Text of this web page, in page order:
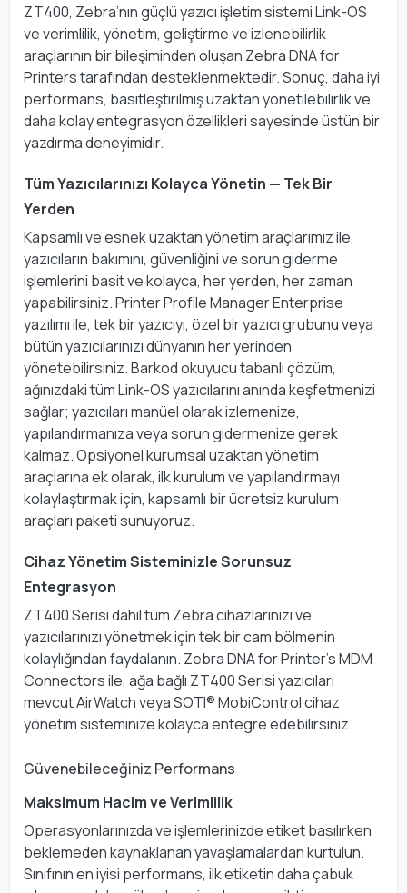
ZT400, Zebra’nın güçlü yazıcı işletim sistemi Link-OS
ve verimlilik, yönetim, geliştirme ve izlenebilirlik
araçlarının bir bileşiminden oluşan Zebra DNA for
Printers tarafından desteklenmektedir. Sonuç, daha iyi
performans, basitleştirilmiş uzaktan yönetilebilirlik ve
daha kolay entegrasyon özellikleri sayesinde üstün bir
yazdırma deneyimidir.
Tüm Yazıcılarınızı Kolayca Yönetin — Tek Bir
Yerden
Kapsamlı ve esnek uzaktan yönetim araçlarımız ile,
yazıcıların bakımını, güvenliğini ve sorun giderme
işlemlerini basit ve kolayca, her yerden, her zaman
yapabilirsiniz. Printer Profile Manager Enterprise
yazılımı ile, tek bir yazıcıyı, özel bir yazıcı grubunu veya
bütün yazıcılarınızı dünyanın her yerinden
yönetebilirsiniz. Barkod okuyucu tabanlı çözüm,
ağınızdaki tüm Link-OS yazıcılarını anında keşfetmenizi
sağlar; yazıcıları manüel olarak izlemenize,
yapılandırmanıza veya sorun gidermenize gerek
kalmaz. Opsiyonel kurumsal uzaktan yönetim
araçlarına ek olarak, ilk kurulum ve yapılandırmayı
kolaylaştırmak için, kapsamlı bir ücretsiz kurulum
araçları paketi sunuyoruz.
Cihaz Yönetim Sisteminizle Sorunsuz
Entegrasyon
ZT400 Serisi dahil tüm Zebra cihazlarınızı ve
yazıcılarınızı yönetmek için tek bir cam bölmenin
kolaylığından faydalanın. Zebra DNA for Printer’s MDM
Connectors ile, ağa bağlı ZT400 Serisi yazıcıları
mevcut AirWatch veya SOTI® MobiControl cihaz
yönetim sisteminize kolayca entegre edebilirsiniz.
Güvenebileceğiniz Performans
Maksimum Hacim ve Verimlilik
Operasyonlarınızda ve işlemlerinizde etiket basılırken
beklemeden kaynaklanan yavaşlamalardan kurtulun.
Sınıfının en iyisi performans, ilk etiketin daha çabuk